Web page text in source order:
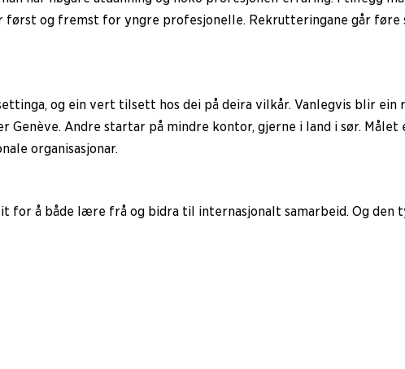
og fremst for yngre profesjonelle. Rekrutteringane går føre
og ein vert tilsett hos dei på deira vilkår. Vanlegvis blir
Andre startar på mindre kontor, gjerne i land i sør.
organisasjonar.
for å både lære frå og bidra til internasjonalt samarbeid. Og den